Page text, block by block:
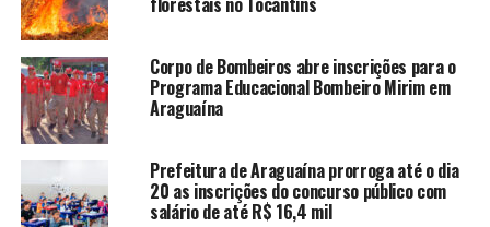
Corpo de Bombeiros abre inscrições para o
Programa Educacional Bombeiro Mirim em
Araguaína
Prefeitura de Araguaína prorroga até o dia
20 as inscrições do concurso público com
salário de até R$ 16,4 mil